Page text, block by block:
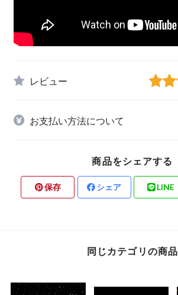
レビュー
お支払い方法について
商品をシェアする
保存 シェア LINE
同じカテゴリの商品